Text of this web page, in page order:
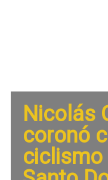
Nicolás
coronó
ciclismo